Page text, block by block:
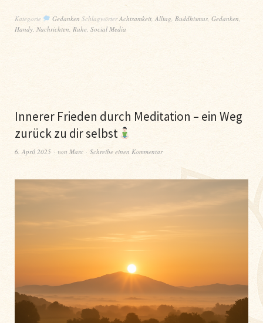
Kategorie Gedanken SchlagwörterAchtsamkeit, Alltag Buddhismus, Gedanken
Handy Nachrichten Ruhe Social Media
Innerer Frieden durch Meditation – ein Weg
zurück zu dir selbst
6. April 2025 von Marc Schreibe einen Kommentar